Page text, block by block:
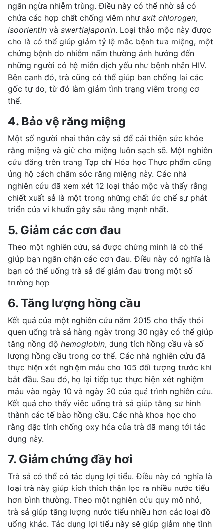
ngăn ngừa nhiễm trùng. Điều này có thể nhờ sả có
chứa các hợp chất chống viêm như axit chlorogen,
isoorientin và swertiajaponin. Loại thảo mộc này được
cho là có thể giúp giảm tỷ lệ mắc bệnh tưa miệng, một
chứng bệnh do nhiễm nấm thường ảnh hưởng đến
những người có hệ miễn dịch yếu như bệnh nhân HIV.
Bên cạnh đó, trà cũng có thể giúp bạn chống lại các
gốc tự do, từ đó làm giảm tình trạng viêm trong cơ
thể.
4. Bảo vệ răng miệng
Một số người nhai thân cây sả để cải thiện sức khỏe
răng miệng và giữ cho miệng luôn sạch sẽ. Một nghiên
cứu đăng trên trang Tạp chí Hóa học Thực phẩm cũng
ủng hộ cách chăm sóc răng miệng này. Các nhà
nghiên cứu đã xem xét 12 loại thảo mộc và thấy rằng
chiết xuất sả là một trong những chất ức chế sự phát
triển của vi khuẩn gây sâu răng mạnh nhất.
5. Giảm các cơn đau
Theo một nghiên cứu, sả được chứng minh là có thể
giúp bạn ngăn chặn các cơn đau. Điều này có nghĩa là
bạn có thể uống trà sả để giảm đau trong một số
trường hợp.
6. Tăng lượng hồng cầu
Kết quả của một nghiên cứu năm 2015 cho thấy thói
quen uống trà sả hàng ngày trong 30 ngày có thể giúp
tăng nồng độ hemoglobin, dung tích hồng cầu và số
lượng hồng cầu trong cơ thể. Các nhà nghiên cứu đã
thực hiện xét nghiệm máu cho 105 đối tượng trước khi
bắt đầu. Sau đó, họ lại tiếp tục thực hiện xét nghiệm
máu vào ngày 10 và ngày 30 của quá trình nghiên cứu.
Kết quả cho thấy việc uống trà sả giúp tăng sự hình
thành các tế bào hồng cầu. Các nhà khoa học cho
rằng đặc tính chống oxy hóa của trà đã mang tới tác
dụng này.
7. Giảm chứng đầy hơi
Trà sả có thể có tác dụng lợi tiểu. Điều này có nghĩa là
loại trà này giúp kích thích thận lọc ra nhiều nước tiểu
hơn bình thường. Theo một nghiên cứu quy mô nhỏ,
trà sả giúp tăng lượng nước tiểu nhiều hơn các loại đồ
uống khác. Tác dụng lợi tiểu này sẽ giúp giảm nhẹ tình